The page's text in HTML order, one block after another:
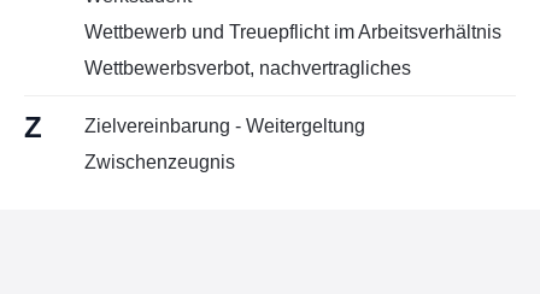
Wettbewerb und Treuepflicht im Arbeitsverhältnis
Wettbewerbsverbot, nachvertragliches
Z
Zielvereinbarung - Weitergeltung
Zwischenzeugnis